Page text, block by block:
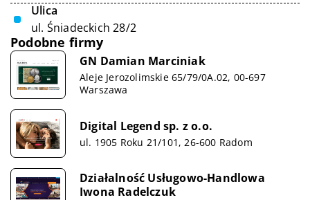
Ulica
ul. Śniadeckich 28/2
Podobne firmy
GN Damian Marciniak
Aleje Jerozolimskie 65/79/0A.02, 00-697
Warszawa
Digital Legend sp. z o.o.
ul. 1905 Roku 21/101, 26-600 Radom
Działalność Usługowo-Handlowa
Iwona Radelczuk